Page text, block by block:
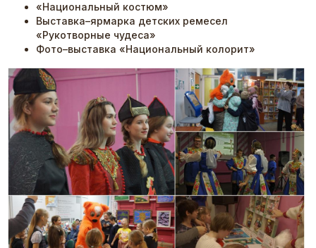
«Национальный костюм»
Выставка–ярмарка детских ремесел
«Рукотворные чудеса»
Фото–выставка «Национальный колорит»